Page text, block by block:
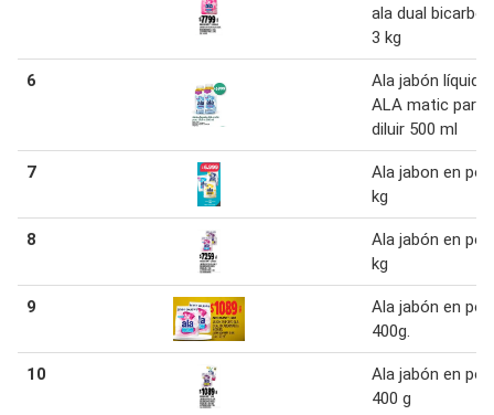
ala dual
3 kg
6
Ala jabón líquido
ALA matic para
diluir 500 ml
7
Ala jabon en
kg
8
Ala jabón en
kg
9
Ala jabón en
400g.
10
Ala jabón en
400 g